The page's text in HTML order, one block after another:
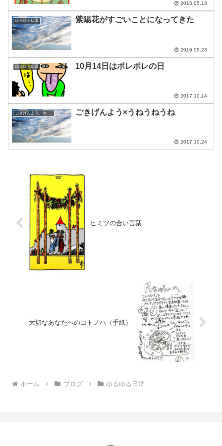
2015.05.13
ゆるゆる日常 紫陽花がすごいことになってきた
2016.05.23
ゆるゆる日常 10月14日はポレポレの日
2017.10.14
ごきげんよう、今日の空 ごきげんよう×うねうねうね
2017.10.24
ヒミツの合い言葉
大切なあなたへのコトノハ（手紙）
ホーム ブログ ゆるゆる日常